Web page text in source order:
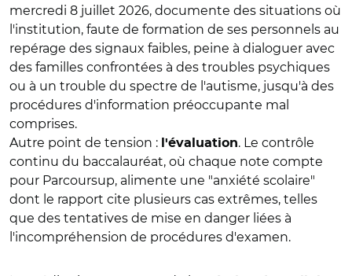
mercredi 8 juillet 2026, documente des situations où
l'institution, faute de formation de ses personnels au
repérage des signaux faibles, peine à dialoguer avec
des familles confrontées à des troubles psychiques
ou à un trouble du spectre de l'autisme, jusqu'à des
procédures d'information préoccupante mal
comprises.
Autre point de tension : l'évaluation. Le contrôle
continu du baccalauréat, où chaque note compte
pour Parcoursup, alimente une "anxiété scolaire"
dont le rapport cite plusieurs cas extrêmes, telles
que des tentatives de mise en danger liées à
l'incompréhension de procédures d'examen.